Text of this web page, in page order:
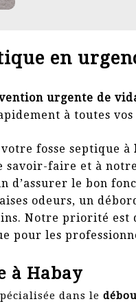
en
urgente de
à toutes vos
fosse septique à
savoir-faire et à
d’assurer le bon
odeurs, un
Notre priorité
pour les
à Habay
dans le